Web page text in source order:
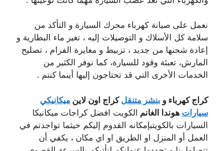
نعمل على صيانة كهرباء محرك السيارة و التأكد من
سلامة كل الأسلاك و التوصيلات إليه ، تغير ماء البطارية و
إعادة شحنها من جديد ، تزبيط و معايرة الفرام ، تصليح
المارش، تعبئة وقود للسيارة، كما نوفر الكثير من
الخدمات الأخرى التي قد تحتاجون إليها أينما كنتم .
كراج كهرباء و بنشر متنقل كراج اون لاين ميكانيكي
سيارات هوندا الغانم الكويت افضل كراجات ميكانيكا
السيارات بالكويتبإمكانه القدوم إليكم حيثما تواجدتم في
العمل أو المنزل او الطريق او اي مكان ، يكفي أن